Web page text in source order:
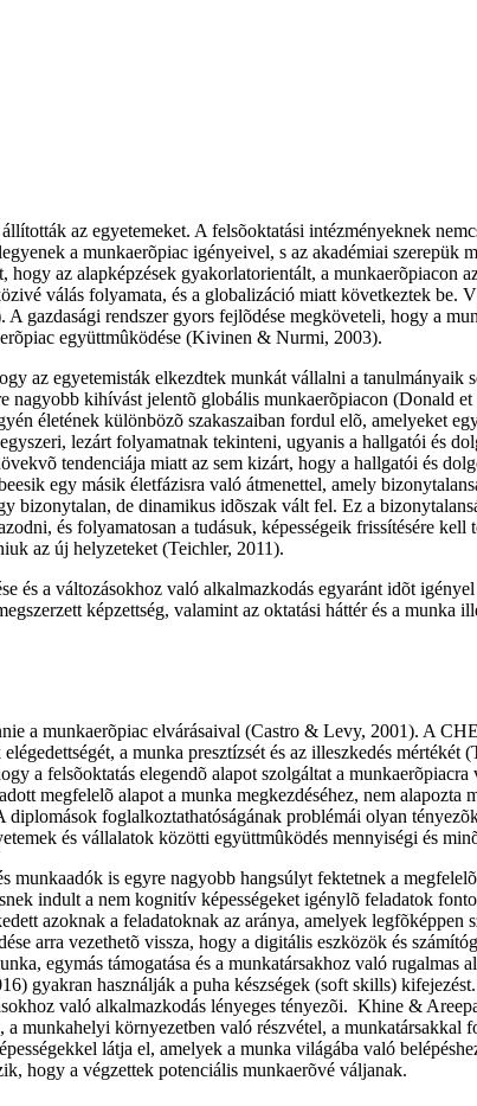
az egyetemeket. A felsõoktatási intézményeknek
a munkaerõpiac igényeivel, s az akadémiai szerepük
az alapképzések gyakorlatorientált, a munkaerõpiacon
válás folyamata, és a globalizáció miatt következtek be.
gazdasági rendszer gyors fejlõdése megköveteli, hogy a
együttmûködése (Kivinen & Nurmi, 2003).
az egyetemisták elkezdtek munkát vállalni a tanulmányaik
kihívást jelentõ globális munkaerõpiacon (Donald
életének különbözõ szakaszaiban fordul elõ, amelyeket
lezárt folyamatnak tekinteni, ugyanis a hallgatói és
tendenciája miatt az sem kizárt, hogy a hallgatói és
egy másik életfázisra való átmenettel, amely
bizonytalan, de dinamikus idõszak vált fel. Ez a
és folyamatosan a tudásuk, képességeik frissítésére kell
az új helyzeteket (Teichler, 2011).
és a változásokhoz való alkalmazkodás egyaránt idõt
képzettség, valamint az oktatási háttér és a munka
a munkaerõpiac elvárásaival (Castro & Levy, 2001). A
a munka presztízsét és az illeszkedés
a felsõoktatás elegendõ alapot szolgáltat a munkaerõpiacra
megfelelõ alapot a munka megkezdéséhez, nem alapozta
foglalkoztathatóságának problémái olyan
és vállalatok közötti együttmûködés mennyiségi és
is egyre nagyobb hangsúlyt fektetnek a
indult a nem kognitív képességeket igénylõ feladatok
azoknak a feladatoknak az aránya, amelyek legfõképpen
arra vezethetõ vissza, hogy a digitális eszközök és
egymás támogatása és a munkatársakhoz való rugalmas
gyakran használják a puha készségek (soft skills)
való alkalmazkodás lényeges tényezõi. Khine &
munkahelyi környezetben való részvétel, a
látja el, amelyek a munka világába való
hogy a végzettek potenciális munkaerõvé váljanak.